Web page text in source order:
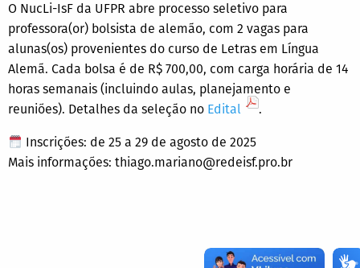
O NucLi-IsF da UFPR abre processo seletivo para
professora(or) bolsista de alemão, com 2 vagas para
alunas(os) provenientes do curso de Letras em Língua
Alemã. Cada bolsa é de R$ 700,00, com carga horária de 14
horas semanais (incluindo aulas, planejamento e
reuniões). Detalhes da seleção no Edital .
Inscrições: de 25 a 29 de agosto de 2025
Mais informações: thiago.mariano@redeisf.pro.br